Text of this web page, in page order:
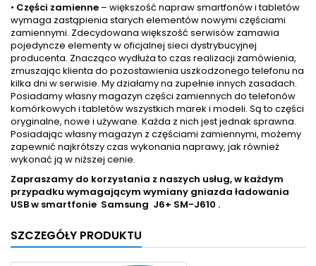
• Części zamienne – większość napraw smartfonów i tabletów
wymaga zastąpienia starych elementów nowymi częściami
zamiennymi. Zdecydowana większość serwisów zamawia
pojedyncze elementy w oficjalnej sieci dystrybucyjnej
producenta. Znacząco wydłuża to czas realizacji zamówienia,
zmuszając klienta do pozostawienia uszkodzonego telefonu na
kilka dni w serwisie. My działamy na zupełnie innych zasadach.
Posiadamy własny magazyn części zamiennych do telefonów
komórkowych i tabletów wszystkich marek i modeli. Są to części
oryginalne, nowe i używane. Każda z nich jest jednak sprawna.
Posiadając własny magazyn z częściami zamiennymi, możemy
zapewnić najkrótszy czas wykonania naprawy, jak również
wykonać ją w niższej cenie.
Zapraszamy do korzystania z naszych usług, w każdym
przypadku wymagającym wymiany gniazda ładowania
USB w smartfonie Samsung J6+ SM-J610 .
SZCZEGÓŁY PRODUKTU